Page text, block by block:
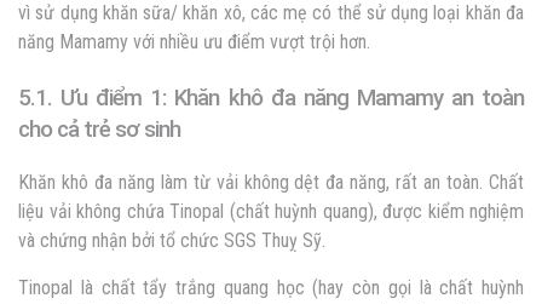
vì sử dụng khăn sữa/ khăn xô, các mẹ có thể sử dụng loại khăn đa
năng Mamamy với nhiều ưu điểm vượt trội hơn.
5.1. Ưu điểm 1: Khăn khô đa năng Mamamy an toàn
cho cả trẻ sơ sinh
Khăn khô đa năng làm từ vải không dệt đa năng, rất an toàn. Chất
liệu vải không chứa Tinopal (chất huỳnh quang), được kiểm nghiệm
và chứng nhận bởi tổ chức SGS Thuỵ Sỹ.
Tinopal là chất tẩy trắng quang học (hay còn gọi là chất huỳnh